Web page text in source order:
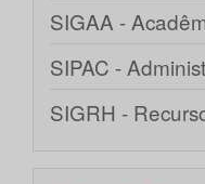
SIGAA -
SIPAC -
SIGRH -